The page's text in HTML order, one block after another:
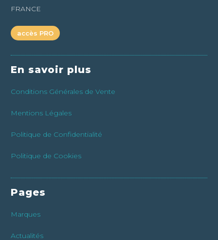
FRANCE
accès PRO
En savoir plus
Conditions Générales de Vente
Mentions Légales
Politique de Confidentialité
Politique de Cookies
Pages
Marques
Actualités